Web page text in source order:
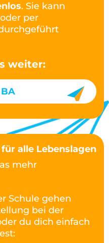
. Sie kann
per
weiter:
alle Lebenslagen
mehr
Schule gehen
bei der
du dich einfach